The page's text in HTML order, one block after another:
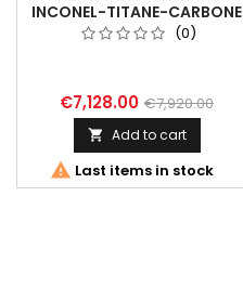
INCONEL-TITANE-CARBONE
DUCATI PANIGALE V4 / V4 S
2025-2026
(0)
€7,128.00 €7,920.00
 Add to cart
 Last items in stock